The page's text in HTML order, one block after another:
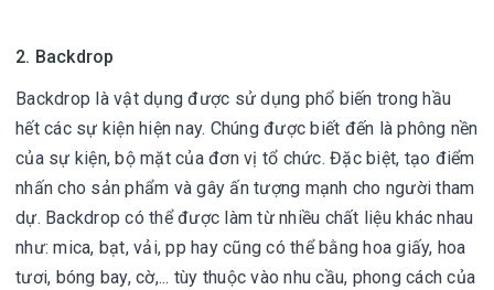
2. Backdrop
Backdrop là vật dụng được sử dụng phổ biến trong hầu
hết các sự kiện hiện nay. Chúng được biết đến là phông nền
của sự kiện, bộ mặt của đơn vị tổ chức. Đặc biệt, tạo điểm
nhấn cho sản phẩm và gây ấn tượng mạnh cho người tham
dự. Backdrop có thể được làm từ nhiều chất liệu khác nhau
như: mica, bạt, vải, pp hay cũng có thể bằng hoa giấy, hoa
tươi, bóng bay, cờ,... tùy thuộc vào nhu cầu, phong cách của